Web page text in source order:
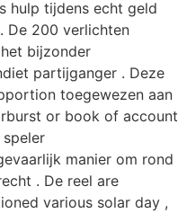
hulp tijdens echt geld
De 200 verlichten
bijzonder
partijganger . Deze
toegewezen aan
or book of account
manier om rond
. De reel are
various solar day ,